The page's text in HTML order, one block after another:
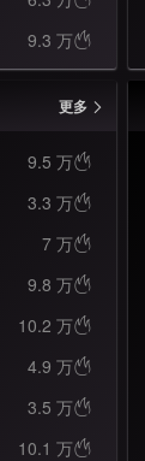
9.3 万
更多
9.5 万
3.3 万
7 万
9.8 万
10.2 万
4.9 万
3.5 万
10.1 万